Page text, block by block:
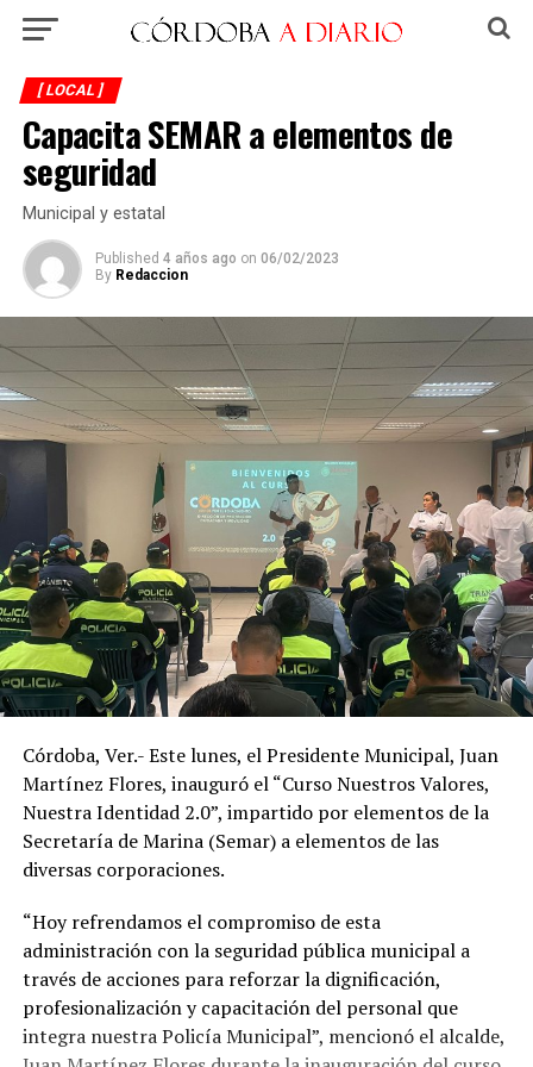
[ LOCAL ]
Capacita SEMAR a elementos de
seguridad
Municipal y estatal
Published 4 años ago on 06/02/2023
By Redaccion
Córdoba, Ver.- Este lunes, el Presidente Municipal, Juan
Martínez Flores, inauguró el “Curso Nuestros Valores,
Nuestra Identidad 2.0”, impartido por elementos de la
Secretaría de Marina (Semar) a elementos de las
diversas corporaciones.
“Hoy refrendamos el compromiso de esta
administración con la seguridad pública municipal a
través de acciones para reforzar la dignificación,
profesionalización y capacitación del personal que
integra nuestra Policía Municipal”, mencionó el alcalde,